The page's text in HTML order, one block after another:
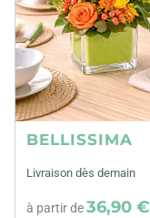
BELLISSIMA
Livraison dès demain
à partir de36,90 €